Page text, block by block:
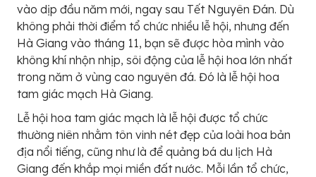
vào dịp đầu năm mới, ngay sau Tết Nguyên Đán. Dù
không phải thời điểm tổ chức nhiều lễ hội, nhưng đến
Hà Giang vào tháng 11, bạn sẽ được hòa mình vào
không khí nhộn nhịp, sôi động của lễ hội hoa lớn nhất
trong năm ở vùng cao nguyên đá. Đó là lễ hội hoa
tam giác mạch Hà Giang.
Lễ hội hoa tam giác mạch là lễ hội được tổ chức
thường niên nhằm tôn vinh nét đẹp của loài hoa bản
địa nổi tiếng, cũng như là để quảng bá du lịch Hà
Giang đến khắp mọi miền đất nước. Mỗi lần tổ chức,